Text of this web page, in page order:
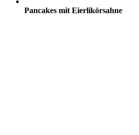
Pancakes mit Eierlikörsahne